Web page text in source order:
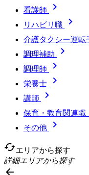
看護師 
リハビリ職 
介護タクシー運転
調理補助 
調理師 
栄養士 
講師 
保育・教育関連職
その他

cachedエリアから探す
詳細エリアから探す
